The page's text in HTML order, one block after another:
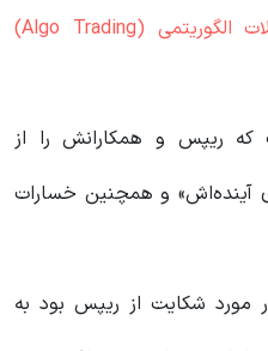
معاملات الگوریتمی (Algo Trading)
که ریپس و همکارانش را از
آینده‌اش» و همچنین خسارات
مورد شکایت از ریپس بود به